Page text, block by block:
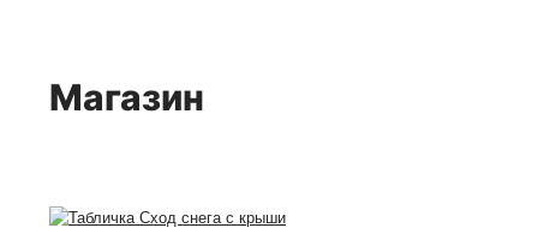
Магазин